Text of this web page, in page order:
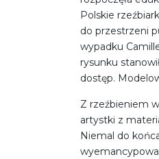
Polskie
do przestrzeni
wypadku
rysunku
dostęp.
Z rzeźbieniem
artystki z
Niemal do